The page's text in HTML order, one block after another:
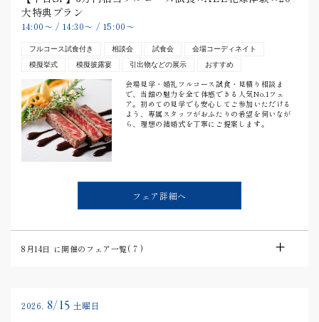
大特典プラン
14:00〜 / 14:30〜 / 15:00〜
フルコース試食付き 相談会 試食会
会場コーディネイト
模擬挙式
模擬披露宴 引出物などの展示 おすすめ
会場見学・婚礼フルコース試食・見積り相談ま
で、当館の魅力を全て体感できる人気No.1フェ
ア。初めての見学でも安心してご参加いただける
よう、専属スタッフがおふたりの希望を伺いなが
ら、理想の結婚式を丁寧にご提案します。
フェア詳細へ
8月14日 に開催のフェア一覧(7 )
2026. 8/15 土曜日